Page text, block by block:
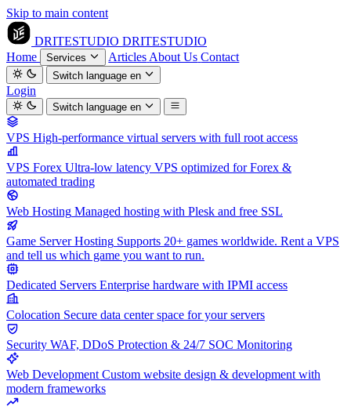
Skip to main content
DRITESTUDIO DRITESTUDIO
Home
Services Articles About Us Contact
Switch languageen
Login
Switch languageen
VPS High-performance virtual servers with full root access
VPS Forex Ultra-low latency VPS optimized for Forex &
automated trading
Web Hosting Managed hosting with Plesk and free SSL
Game Server Hosting Supports 20+ games worldwide. Rent a VPS
and tell us which game you want to run.
Dedicated Servers Enterprise hardware with IPMI access
Colocation Secure data center space for your servers
Security WAF, DDoS Protection & 24/7 SOC Monitoring
Web Development Custom website design & development with
modern frameworks